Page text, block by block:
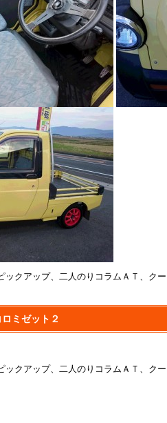
ックアップ、二人のりコラムＡＴ、ク
ミゼット２
ックアップ、二人のりコラムＡＴ、ク